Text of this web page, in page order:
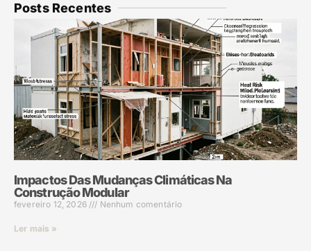
Posts Recentes
Impactos Das Mudanças Climáticas Na
Construção Modular
fevereiro 12, 2026 Nenhum comentário
Ler mais »